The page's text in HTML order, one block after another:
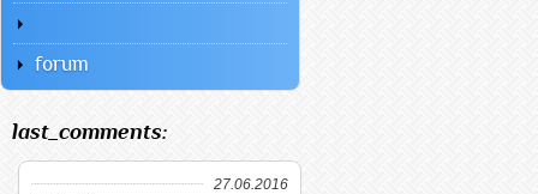
forum
last_comments:
27.06.2016